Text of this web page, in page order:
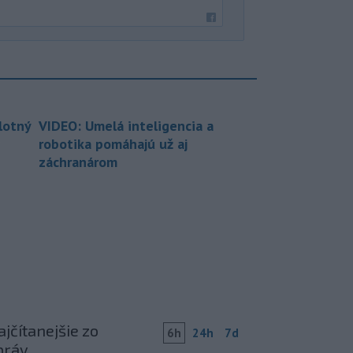
VIDEO: Umelá inteligencia a
robotika pomáhajú už aj
záchranárom
zo
6h 24h 7d